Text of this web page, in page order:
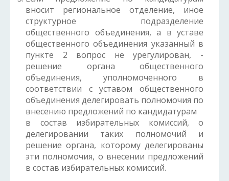
вносит региональное отделение, иное
структурное подразделение
общественного объединения, а в уставе
общественного объединения указанный в
пункте 2 вопрос не урегулирован, -
решение органа общественного
объединения, уполномоченного в
соответствии с уставом общественного
объединения делегировать полномочия по
внесению предложений по кандидатурам
в состав избирательных комиссий, о
делегировании таких полномочий и
решение органа, которому делегированы
эти полномочия, о внесении предложений
в состав избирательных комиссий.